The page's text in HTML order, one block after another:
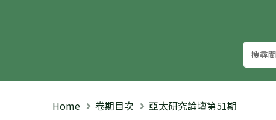
Home 卷期目次 亞太研究論壇第51期